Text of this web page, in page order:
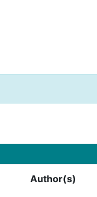
Author(s)